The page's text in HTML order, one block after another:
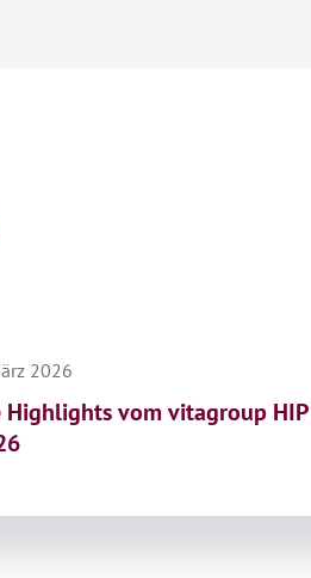
Highlights vom vitagroup
2026